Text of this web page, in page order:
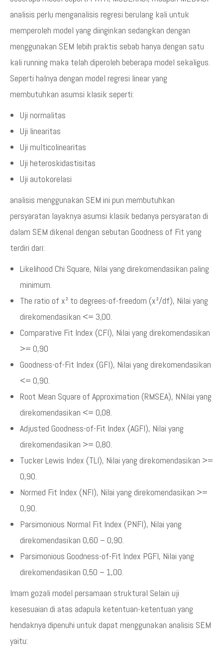
analisis perlu menganalisis regresi berulang kali untuk
memperoleh model yang diinginkan sedangkan dengan
menggunakan SEM lebih praktis sebab hanya dengan satu
kali running maka telah diperoleh beberapa model sekaligus.
Seperti halnya dengan model regresi linear yang
membutuhkan asumsi klasik seperti:
Uji normalitas
Uji linearitas
Uji multicolinearitas
Uji heteroskidastisitas
Uji autokorelasi
analisis menggunakan SEM ini pun membutuhkan
persyaratan layaknya asumsi klasik bedanya persyaratan di
dalam SEM dikenal dengan sebutan Goodness of Fit yang
terdiri dari:
Likelihood Chi Square, Nilai yang direkomendasikan paling
minimum.
The ratio of x² to degrees-of-freedom (x²/df), Nilai yang
direkomendasikan <= 3,00.
Comparative Fit Index (CFI), Nilai yang direkomendasikan
>= 0,90
Goodness-of-Fit Index (GFI), Nilai yang direkomendasikan
<= 0,90.
Root Mean Square of Approximation (RMSEA), NNilai yang
direkomendasikan <= 0,08.
Adjusted Goodness-of-Fit Index (AGFI), Nilai yang
direkomendasikan >= 0,80.
Tucker Lewis Index (TLI), Nilai yang direkomendasikan >=
0,90.
Normed Fit Index (NFI), Nilai yang direkomendasikan >=
0,90.
Parsimonious Normal Fit Index (PNFI), Nilai yang
direkomendasikan 0,60 – 0,90.
Parsimonious Goodness-of-Fit Index PGFI, Nilai yang
direkomendasikan 0,50 – 1,00.
Imam gozali model persamaan struktural Selain uji
kesesuaian di atas adapula ketentuan-ketentuan yang
hendaknya dipenuhi untuk dapat menggunakan analisis SEM
yaitu: